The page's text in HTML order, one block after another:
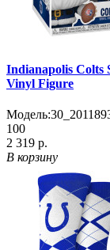
Indianapolis Colts
Vinyl Figure
Модель:
100
2 319 р.
В корзину